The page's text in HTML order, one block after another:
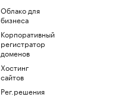
Облако для
бизнеса
Корпоративный
регистратор
доменов
Хостинг
сайтов
Рег.решения